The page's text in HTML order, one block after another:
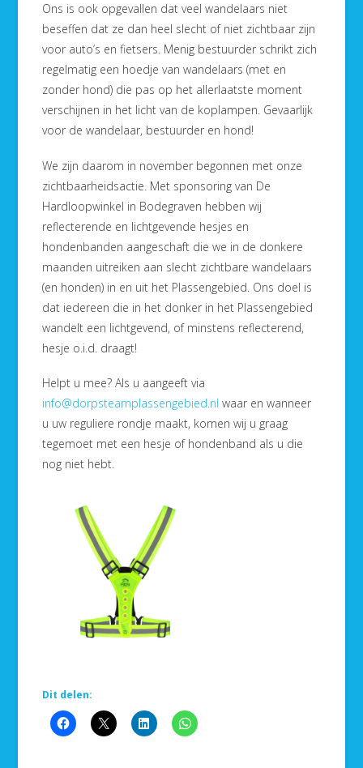
Ons is ook opgevallen dat veel wandelaars niet
beseffen dat ze dan heel slecht of niet zichtbaar zijn
voor auto’s en fietsers. Menig bestuurder schrikt zich
regelmatig een hoedje van wandelaars (met en
zonder hond) die pas op het allerlaatste moment
verschijnen in het licht van de koplampen. Gevaarlijk
voor de wandelaar, bestuurder en hond!
We zijn daarom in november begonnen met onze
zichtbaarheidsactie. Met sponsoring van De
Hardloopwinkel in Bodegraven hebben wij
reflecterende en lichtgevende hesjes en
hondenbanden aangeschaft die we in de donkere
maanden uitreiken aan slecht zichtbare wandelaars
(en honden) in en uit het Plassengebied. Ons doel is
dat iedereen die in het donker in het Plassengebied
wandelt een lichtgevend, of minstens reflecterend,
hesje o.i.d. draagt!
Helpt u mee? Als u aangeeft via
info@dorpsteamplassengebied.nl waar en wanneer
u uw reguliere rondje maakt, komen wij u graag
tegemoet met een hesje of hondenband als u die
nog niet hebt.
Dit delen: